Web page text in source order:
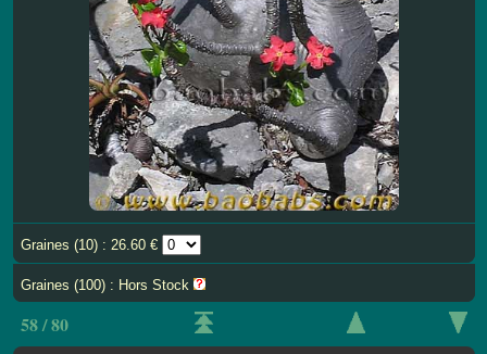
Graines (10) : 26.60 €
Graines (100) : Hors Stock
58 / 80